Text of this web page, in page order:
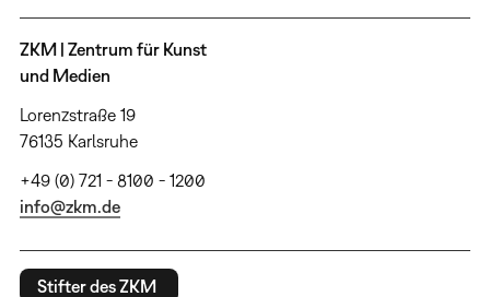
ZKM | Zentrum für Kunst
und Medien
Lorenzstraße 19
76135 Karlsruhe
+49 (0) 721 - 8100 - 1200
info@zkm.de
Stifter des ZKM